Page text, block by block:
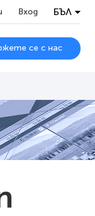
Вход БЪЛ
се с нас